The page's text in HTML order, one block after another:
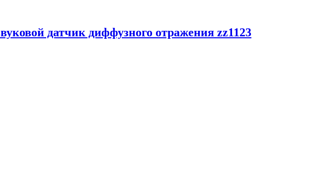
датчик диффузного отражения zz1123